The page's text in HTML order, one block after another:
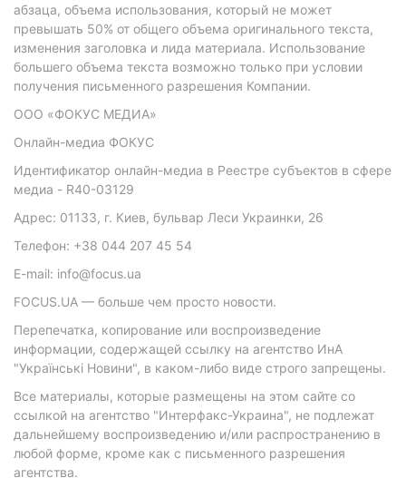
абзаца, объема использования, который не может
превышать 50% от общего объема оригинального текста,
изменения заголовка и лида материала. Использование
большего объема текста возможно только при условии
получения письменного разрешения Компании.
ООО «ФОКУС МЕДИА»
Онлайн-медиа ФОКУС
Идентификатор онлайн-медиа в Реестре субъектов в сфере
медиа - R40-03129
Адрес: 01133, г. Киев, бульвар Леси Украинки, 26
Телефон: +38 044 207 45 54
E-mail: info@focus.ua
FOCUS.UA — больше чем просто новости.
Перепечатка, копирование или воспроизведение
информации, содержащей ссылку на агентство ИнА
"Українські Новини", в каком-либо виде строго запрещены.
Все материалы, которые размещены на этом сайте со
ссылкой на агентство "Интерфакс-Украина", не подлежат
дальнейшему воспроизведению и/или распространению в
любой форме, кроме как с письменного разрешения
агентства.